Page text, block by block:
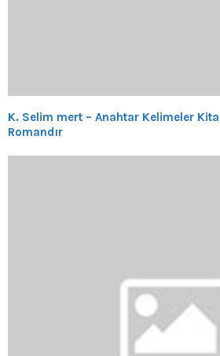
K. Selim mert – Anahtar Kelimeler
Romandır